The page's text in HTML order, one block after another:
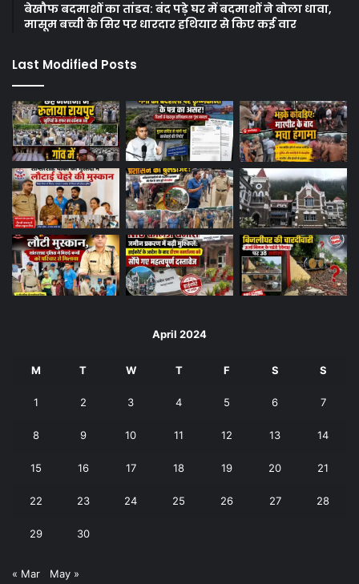
बेखौफ बदमाशों का तांडव: बंद पड़े घर में बदमाशों ने बोला धावा,
मासूम बच्ची के सिर पर धारदार हथियार से किए कई वार
Last Modified Posts
April 2024
M T W T F S S
1 2 3 4 5 6 7
8 9 10 11 12 13 14
15 16 17 18 19 20 21
22 23 24 25 26 27 28
29 30
« Mar May »